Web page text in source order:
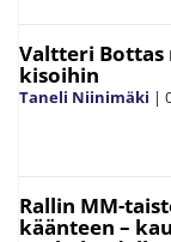
Valtteri Bottas
kisoihin
Taneli Niinimäki |
Rallin MM-
käänteen –